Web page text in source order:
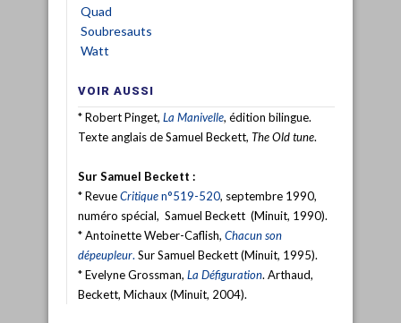
Quad
Soubresauts
Watt
VOIR AUSSI
* Robert Pinget, La Manivelle, édition bilingue.
Texte anglais de Samuel Beckett, The Old tune.
Sur Samuel Beckett :
* RevueCritiquen°519-520, septembre 1990,
numéro spécial, Samuel Beckett (Minuit, 1990).
* Antoinette Weber-Caflish, Chacun son
dépeupleur. Sur Samuel Beckett (Minuit, 1995).
* Evelyne Grossman, La Défiguration. Arthaud,
Beckett, Michaux (Minuit, 2004).